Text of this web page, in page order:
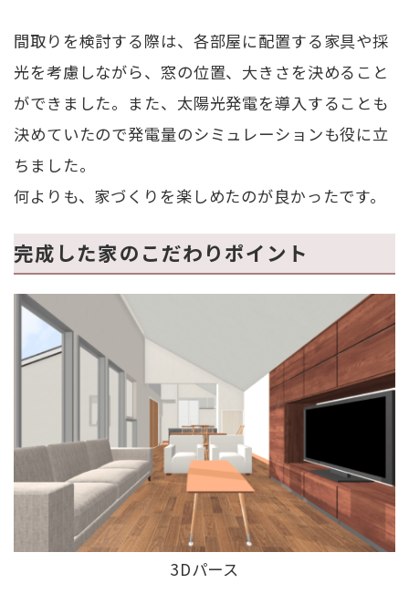
間取りを検討する際は、各部屋に配置する家具や採
光を考慮しながら、窓の位置、大きさを決めること
ができました。また、太陽光発電を導入することも
決めていたので発電量のシミュレーションも役に立
ちました。
何よりも、家づくりを楽しめたのが良かったです。
完成した家のこだわりポイント
3Dパース